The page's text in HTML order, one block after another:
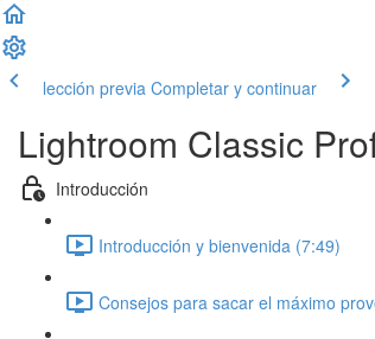
lección previa Completar y continuar
Lightroom Classic
Introducción
Introducción y bienvenida (7:49)
Consejos para sacar el máximo